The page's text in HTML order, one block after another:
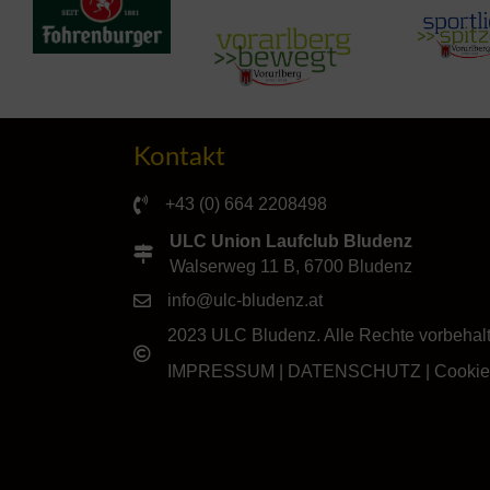
Kontakt
+43 (0) 664 2208498
ULC Union Laufclub Bludenz
Walserweg 11 B, 6700 Bludenz
info@ulc-bludenz.at
2023 ULC Bludenz. Alle Rechte
IMPRESSUM
DATENSCHUTZ